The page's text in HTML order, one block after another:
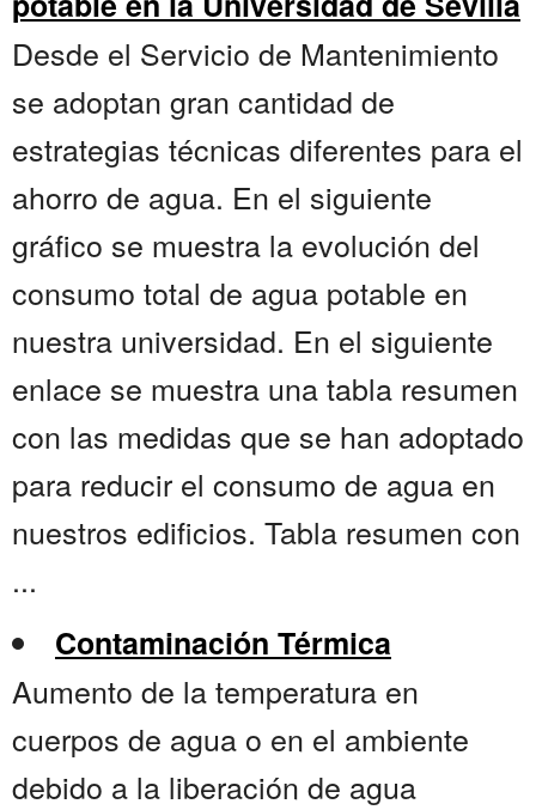
Desde el Servicio de Mantenimiento
se adoptan gran cantidad de
estrategias técnicas diferentes para el
ahorro de agua. En el siguiente
gráfico se muestra la evolución del
consumo total de agua potable en
nuestra universidad. En el siguiente
enlace se muestra una tabla resumen
con las medidas que se han adoptado
para reducir el consumo de agua en
nuestros edificios. Tabla resumen con
...
Contaminación Térmica
Aumento de la temperatura en
cuerpos de agua o en el ambiente
debido a la liberación de agua